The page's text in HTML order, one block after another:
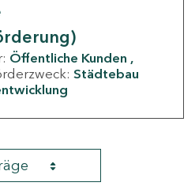
Öffentliche Kunden
Städtebau